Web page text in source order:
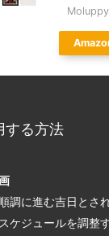
Moluppy
する方法
調に進む吉日とさ
ケジュールを調整